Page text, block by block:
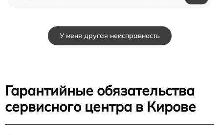
У меня другая неисправность
Гарантийные обязательства
сервисного центра в Кирове